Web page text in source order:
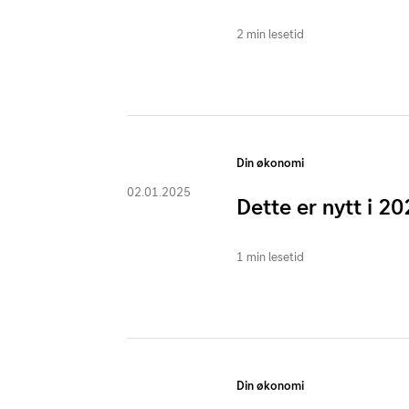
2 min lesetid
Din økonomi
Dette er nytt i
1 min lesetid
02.01.2025
Din økonomi